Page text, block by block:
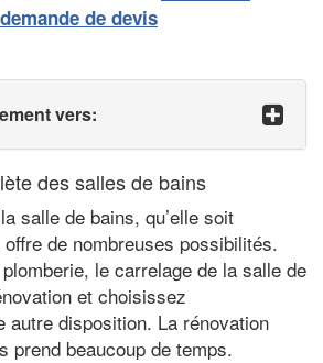
de devis
vers:
des salles de bains
salle de bains, qu’elle soit
de nombreuses possibilités.
le carrelage de la salle de
et choisissez
autre disposition. La rénovation
prend beaucoup de temps.